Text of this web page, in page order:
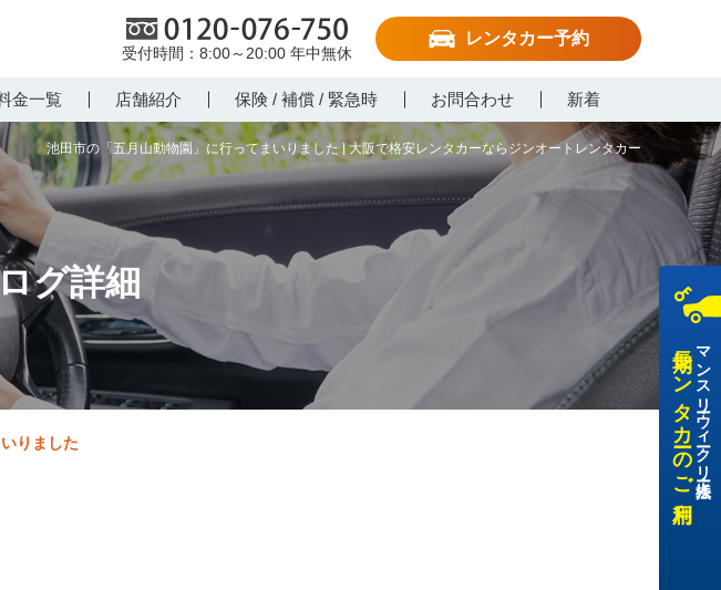
池田市の「五月山動物園」に行ってまいりました | 大阪で格安レンタカーならジンオートレンタカー
0120-076-750
8:00～20:00 年中無休
レンタカー予約
金一覧 店舗紹介 保険 / 補償 / 緊急時 お問合わせ 新着
グ詳細
りました マンスリー・ウィークリー・法人様
長期レンタカーのご利用